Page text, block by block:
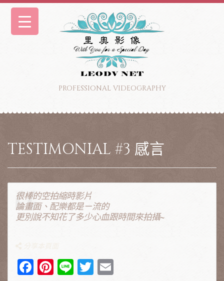
PROFESSIONAL VIDEOGRAPHY
TESTIMONIAL #3 感言
很棒的空拍縮時影片
論畫面、配樂都是ㄧ流的
更別說不知花了多少心血跟時間來拍攝~
Facebook
Pinterest
LineTwitter